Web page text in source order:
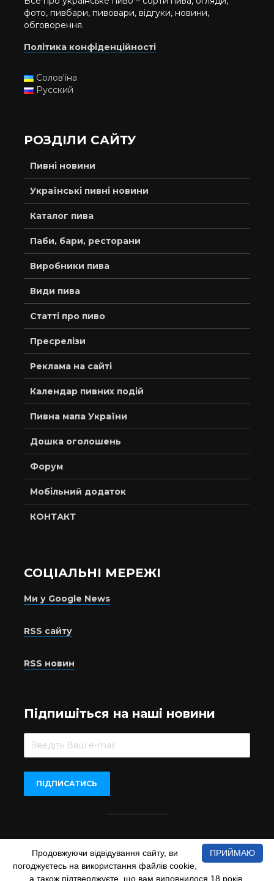
фото, пивбари, пивовари, відгуки, новини,
обговорення.
Політика конфіденційності
Солов'їна
Русский
РОЗДІЛИ САЙТУ
Пивні новини
Українські пивні новини
Каталог пива
Паби, бари, ресторани
Виробники пива
Види пива
Статті про пиво
Пресрелізи
Реклама на сайті
Календар пивних подій
Пивна мапа України
Дошка оголошень
Форум
Мобільний додаток
КОНТАКТ
СОЦІАЛЬНІ МЕРЕЖІ
Ми у Google News
RSS сайту
RSS новин
Підпишіться на наші новини
Beer.UA © 2016-2022
При копіюванні матеріалів з сайту обов'язкове пряме
відкрите для пошукових систем гіперпосилання на сайт
www.beer.ua
ПРИЙМАЮ
Продовжуючи відвідування сайту, ви
погоджуєтесь на використання файлів cookie,
а також підтверджуєте, що вам виповнилося 18 років.